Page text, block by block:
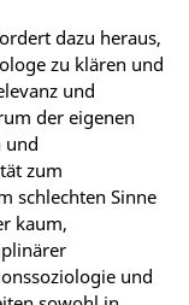
dazu heraus,
zu klären und
und
der eigenen
und
zum
schlechten Sinne
kaum,
und